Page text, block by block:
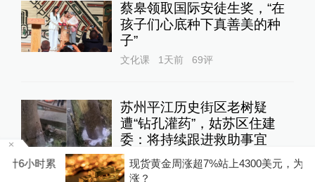
蔡皋领取国际安徒生奖，“在
孩子们心底种下真善美的种
子”
文化课 1天前 69评
苏州平江历史街区老树疑
遭“钻孔灌药”，姑苏区住建
委：将持续跟进救助事宜
直击现场 23小时前 141评
累
现货黄金周涨超7%站上4300美元，为何突然大
涨？